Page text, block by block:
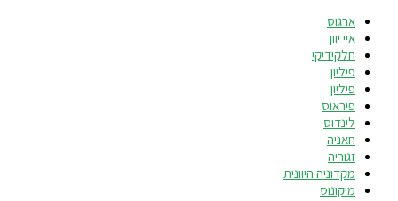
ארגוס
איי יוון
חלקידיקי
פיליון
פיליון
פיראוס
לינדוס
חאניה
זגוריה
מקדוניה היוונית
מיקונוס